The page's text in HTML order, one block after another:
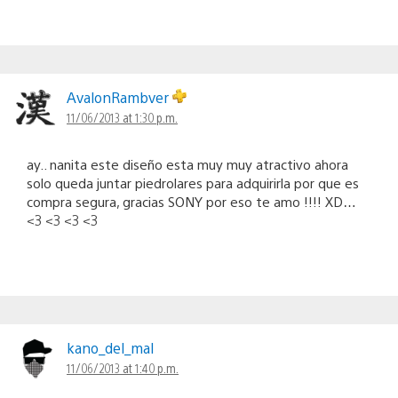
AvalonRambver
11/06/2013 at 1:30 p.m.
ay.. nanita este diseño esta muy muy atractivo ahora
solo queda juntar piedrolares para adquirirla por que es
compra segura, gracias SONY por eso te amo !!!! XD…
<3 <3 <3 <3
kano_del_mal
11/06/2013 at 1:40 p.m.